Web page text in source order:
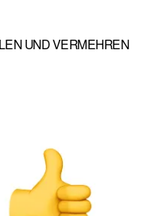
UND VERMEHREN